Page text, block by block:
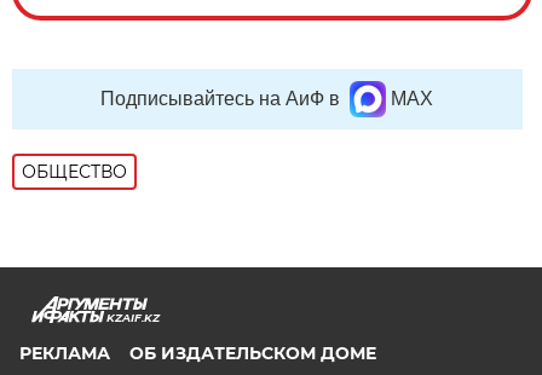
Подписывайтесь на АиФ в MAX
ОБЩЕСТВО
KZAIF.KZ
РЕКЛАМА
ОБ ИЗДАТЕЛЬСКОМ ДОМЕ